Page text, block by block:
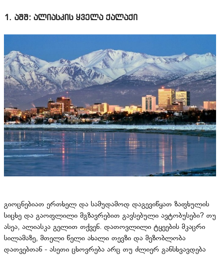
1. აშშ: ალიასკის ყველა ქალაქი
გიოცნებიათ ერთხელ და სამუდამოდ დაგევიწყათ ზაფხულის
სიცხე და გაოფლილი მგზავრებით გავსებული ავტობუსები? თუ
ასეა, ალიასკა გელით თქვენ. დათოვლილი ტყეების მკაცრი
სილამაზე, მთელი წელი ახალი თევზი და მეზობლობა
დათვებთან - ასეთი ცხოვრება არც თუ ძლიერ განსხვავდება